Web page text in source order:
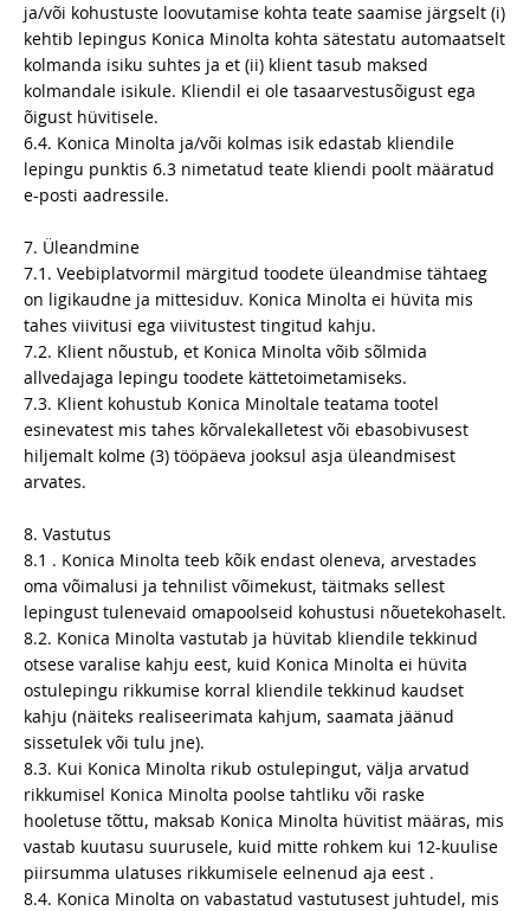
ja/või kohustuste loovutamise kohta teate saamise järgselt (i)
kehtib lepingus Konica Minolta kohta sätestatu automaatselt
kolmanda isiku suhtes ja et (ii) klient tasub maksed
kolmandale isikule. Kliendil ei ole tasaarvestusõigust ega
õigust hüvitisele.
6.4. Konica Minolta ja/või kolmas isik edastab kliendile
lepingu punktis 6.3 nimetatud teate kliendi poolt määratud
e-posti aadressile.
7. Üleandmine
7.1. Veebiplatvormil märgitud toodete üleandmise tähtaeg
on ligikaudne ja mittesiduv. Konica Minolta ei hüvita mis
tahes viivitusi ega viivitustest tingitud kahju.
7.2. Klient nõustub, et Konica Minolta võib sõlmida
allvedajaga lepingu toodete kättetoimetamiseks.
7.3. Klient kohustub Konica Minoltale teatama tootel
esinevatest mis tahes kõrvalekalletest või ebasobivusest
hiljemalt kolme (3) tööpäeva jooksul asja üleandmisest
arvates.
8. Vastutus
8.1 . Konica Minolta teeb kõik endast oleneva, arvestades
oma võimalusi ja tehnilist võimekust, täitmaks sellest
lepingust tulenevaid omapoolseid kohustusi nõuetekohaselt.
8.2. Konica Minolta vastutab ja hüvitab kliendile tekkinud
otsese varalise kahju eest, kuid Konica Minolta ei hüvita
ostulepingu rikkumise korral kliendile tekkinud kaudset
kahju (näiteks realiseerimata kahjum, saamata jäänud
sissetulek või tulu jne).
8.3. Kui Konica Minolta rikub ostulepingut, välja arvatud
rikkumisel Konica Minolta poolse tahtliku või raske
hooletuse tõttu, maksab Konica Minolta hüvitist määras, mis
vastab kuutasu suurusele, kuid mitte rohkem kui 12-kuulise
piirsumma ulatuses rikkumisele eelnenud aja eest .
8.4. Konica Minolta on vabastatud vastutusest juhtudel, mis